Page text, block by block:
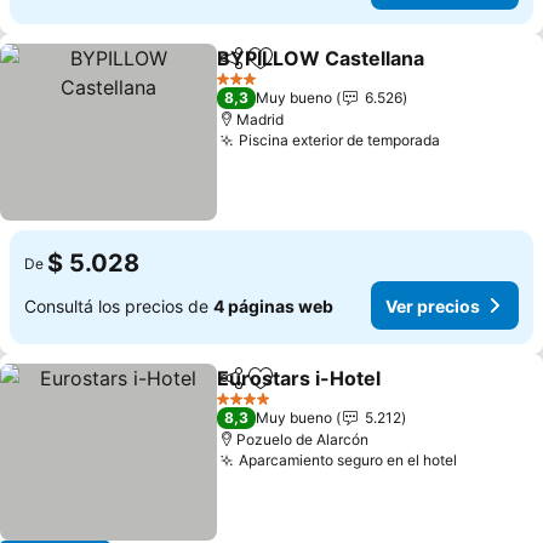
CompartirAñadir a favoritos
BYPILLOW Castellana
3 Estrellas
8,3 Muy bueno
6.526
Madrid
Piscina exterior de temporada
De $ 5.028
Consultá los precios de 4 páginas web Ver precios
CompartirAñadir a favoritos
Eurostars i-Hotel
4 Estrellas
8,3 Muy bueno
5.212
Pozuelo de Alarcón
Aparcamiento seguro en el hotel